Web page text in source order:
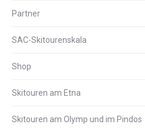
Partner
SAC-Skitourenskala
Shop
Skitouren am Etna
Skitouren am Olymp und im Pindos